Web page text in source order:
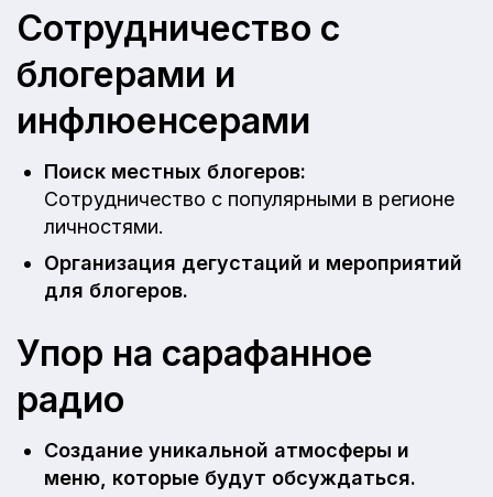
Сотрудничество с
блогерами и
инфлюенсерами
Поиск местных блогеров:
Сотрудничество с популярными в регионе
личностями.
Организация дегустаций и мероприятий
для блогеров.
Упор на сарафанное
радио
Создание уникальной атмосферы и
меню, которые будут обсуждаться.